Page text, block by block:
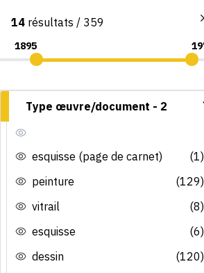
Consultation par image
14 résultats / 359
Type œuvre/document - 2
esquisse (page de carnet)
(1)
peinture
(129)
vitrail
(8)
esquisse
(6)
dessin
(120)